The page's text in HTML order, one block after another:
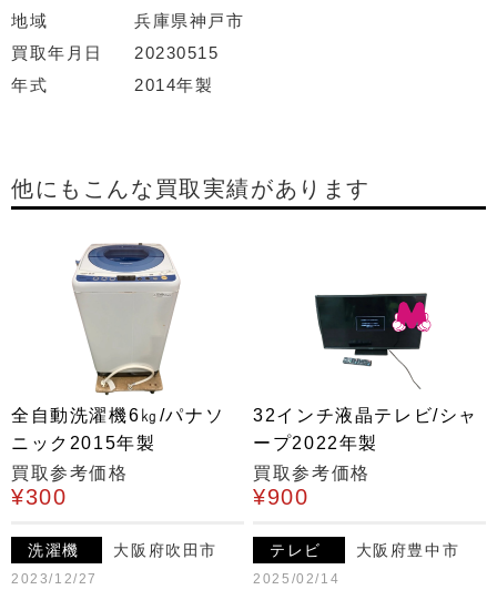
地域
兵庫県神戸市
買取年月日
20230515
年式
2014年製
他にもこんな買取実績があります
全自動洗濯機6㎏/パナソ
ニック2015年製
買取参考価格
¥300
洗濯機 大阪府吹田市
2023/12/27
32インチ液晶テレビ/シャ
ープ2022年製
買取参考価格
¥900
テレビ 大阪府豊中市
2025/02/14